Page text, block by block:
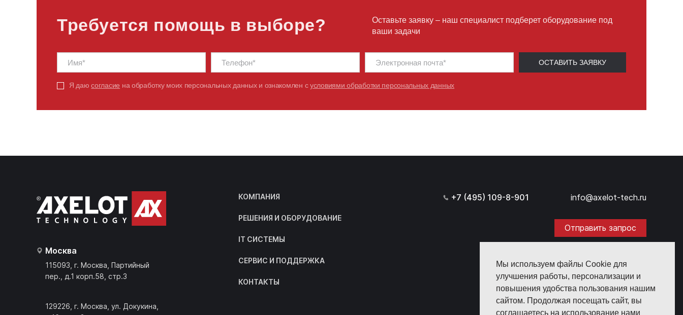
Мы используем файлы Cookie для
улучшения работы, персонализации и
повышения удобства пользования нашим
сайтом. Продолжая посещать сайт, вы
соглашаетесь на использование нами
Требуется помощь в выборе?
Оставьте заявку – наш специалист подберет оборудование под
ваши задачи
ОСТАВИТЬ ЗАЯВКУ
Я даюсогласие на обработку моих персональных данных и ознакомлен сусловиями обработки персональных данных
Москва
115093, г. Москва, Партийный
пер., д.1 корп.58, стр.3
129226, г. Москва, ул. Докукина,
КОМПАНИЯ
РЕШЕНИЯ И ОБОРУДОВАНИЕ
IT СИСТЕМЫ
СЕРВИС И ПОДДЕРЖКА
КОНТАКТЫ
+7 (495) 109-8-901 info@axelot-tech.ru
Отправить запрос